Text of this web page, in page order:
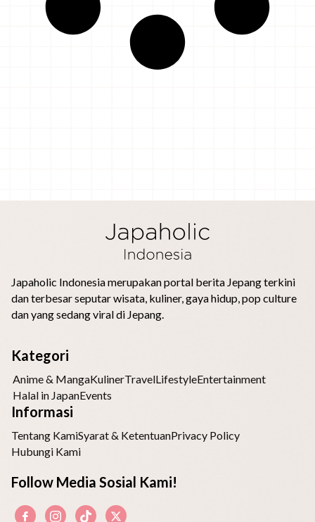
Japaholic Indonesia merupakan portal berita Jepang terkini
dan terbesar seputar wisata, kuliner, gaya hidup, pop culture
dan yang sedang viral di Jepang.
Kategori
Anime & MangaKulinerTravelLifestyleEntertainment
Halal in JapanEvents
Informasi
Tentang KamiSyarat & KetentuanPrivacy Policy
Hubungi Kami
Follow Media Sosial Kami!